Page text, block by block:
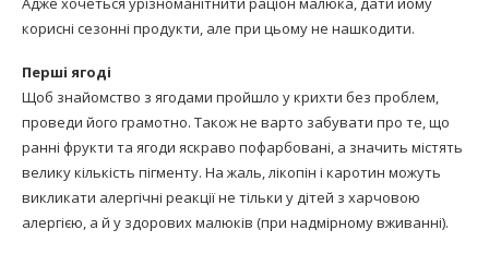
корисні сезонні продукти, але при цьому не нашкодити.
Перші ягоді
Щоб знайомство з ягодами пройшло у крихти без проблем,
проведи його грамотно. Також не варто забувати про те, що
ранні фрукти та ягоди яскраво пофарбовані, а значить містять
велику кількість пігменту. На жаль, лікопін і каротин можуть
викликати алергічні реакції не тільки у дітей з харчовою
алергією, а й у здорових малюків (при надмірному вживанні).